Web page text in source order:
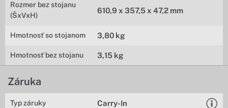
Rozmer bez stojanu
(ŠxVxH)
610,9 x 357,5 x 47,2 mm
Hmotnosť so stojanom 3,80 kg
Hmotnosť bez stojanu 3,15 kg
Záruka
Typ záruky Carry-In